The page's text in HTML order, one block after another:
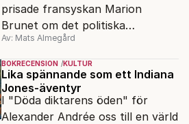
prisade fransyskan Marion
Brunet om det politiska
förtrycket och frigörelsen i DDR.
Av: Mats Almegård
BOKRECENSION KULTUR
Lika spännande som ett Indiana
Jones-äventyr
I "Döda diktarens öden" för
Alexander Andrée oss till en värld